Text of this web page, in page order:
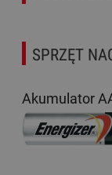
SPRZĘT
Akumulator